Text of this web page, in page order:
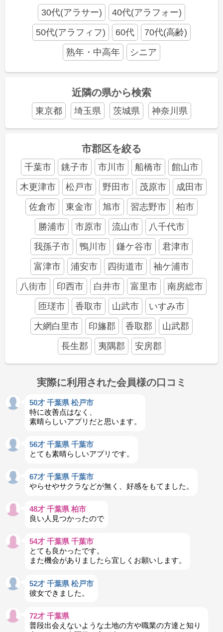
30代(アラサー)
40代(アラフォー)
50代(アラフィフ)
60代
70代(高齢)
熟年・中高年
シニア
近隣の県から検索
東京都 埼玉県 茨城県 神奈川県
市郡区を絞る
千葉市 銚子市 市川市 船橋市
館山市
木更津市
松戸市 野田市 茂原市
成田市
佐倉市
東金市 旭市 習志野市
柏市
勝浦市
市原市 流山市
八千代市
我孫子市
鴨川市 鎌ケ谷市
君津市
富津市
浦安市 四街道市
袖ケ浦市
八街市
印西市 白井市 富里市
南房総市
匝瑳市
香取市 山武市
いすみ市
大網白里市
印旛郡 香取郡
山武郡
長生郡
夷隅郡 安房郡
実際に利用された会員様の口コミ
50才 千葉県 松戸市
特に改善点はなく、
素晴らしいアプリだと思います。
56才 千葉県 千葉市
とても素晴らしいアプリです。
67才 千葉県 千葉市
やらせやサクラなどが無く、好感をもてました。
48才 千葉県 柏市
良い人見つかったので
54才 千葉県 千葉市
とても良かったです。
また機会がありましたら宜しくお願いします。
52才 千葉県 松戸市
彼女できました。
72才 千葉県
普段出会えないような土地の方や職業の方達と知り